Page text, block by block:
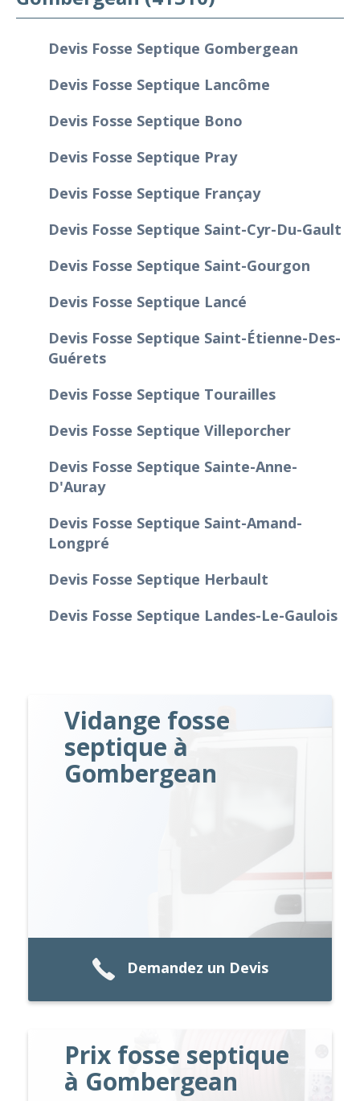
Devis Fosse Septique Gombergean
Devis Fosse Septique Lancôme
Devis Fosse Septique Bono
Devis Fosse Septique Pray
Devis Fosse Septique Françay
Devis Fosse Septique Saint-Cyr-Du-Gault
Devis Fosse Septique Saint-Gourgon
Devis Fosse Septique Lancé
Devis Fosse Septique Saint-Étienne-Des-
Guérets
Devis Fosse Septique Tourailles
Devis Fosse Septique Villeporcher
Devis Fosse Septique Sainte-Anne-
D'Auray
Devis Fosse Septique Saint-Amand-
Longpré
Devis Fosse Septique Herbault
Devis Fosse Septique Landes-Le-Gaulois
Vidange fosse
septique à
Gombergean
Demandez un Devis
Prix fosse septique
à Gombergean